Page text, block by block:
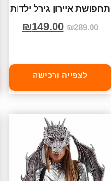
תחפושת איירון גירל ילדות
₪289.00
₪149.00
לצפייה ורכישה